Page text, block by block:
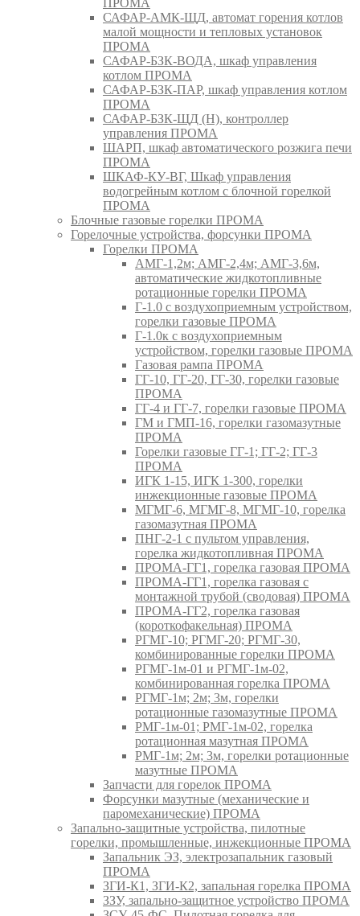
ПРОМА
САФАР-АМК-ЩД, автомат горения котлов
малой мощности и тепловых установок
ПРОМА
САФАР-БЗК-ВОДА, шкаф управления
котлом ПРОМА
САФАР-БЗК-ПАР, шкаф управления котлом
ПРОМА
САФАР-БЗК-ЩД (Н), контроллер
управления ПРОМА
ШАРП, шкаф автоматического розжига печи
ПРОМА
ШКАФ-КУ-ВГ, Шкаф управления
водогрейным котлом с блочной горелкой
ПРОМА
Блочные газовые горелки ПРОМА
Горелочные устройства, форсунки ПРОМА
Горелки ПРОМА
АМГ-1,2м; АМГ-2,4м; АМГ-3,6м,
автоматические жидкотопливные
ротационные горелки ПРОМА
Г-1.0 с воздухоприемным устройством,
горелки газовые ПРОМА
Г-1.0к с воздухоприемным
устройством, горелки газовые ПРОМА
Газовая рампа ПРОМА
ГГ-10, ГГ-20, ГГ-30, горелки газовые
ПРОМА
ГГ-4 и ГГ-7, горелки газовые ПРОМА
ГМ и ГМП-16, горелки газомазутные
ПРОМА
Горелки газовые ГГ-1; ГГ-2; ГГ-3
ПРОМА
ИГК 1-15, ИГК 1-300, горелки
инжекционные газовые ПРОМА
МГМГ-6, МГМГ-8, МГМГ-10, горелка
газомазутная ПРОМА
ПНГ-2-1 с пультом управления,
горелка жидкотопливная ПРОМА
ПРОМА-ГГ1, горелка газовая ПРОМА
ПРОМА-ГГ1, горелка газовая с
монтажной трубой (сводовая) ПРОМА
ПРОМА-ГГ2, горелка газовая
(короткофакельная) ПРОМА
РГМГ-10; РГМГ-20; РГМГ-30,
комбинированные горелки ПРОМА
РГМГ-1м-01 и РГМГ-1м-02,
комбинированная горелка ПРОМА
РГМГ-1м; 2м; 3м, горелки
ротационные газомазутные ПРОМА
РМГ-1м-01; РМГ-1м-02, горелка
ротационная мазутная ПРОМА
РМГ-1м; 2м; 3м, горелки ротационные
мазутные ПРОМА
Запчасти для горелок ПРОМА
Форсунки мазутные (механические и
паромеханические) ПРОМА
Запально-защитные устройства, пилотные
горелки, промышленные, инжекционные ПРОМА
Запальник ЭЗ, электрозапальник газовый
ПРОМА
ЗГИ-К1, ЗГИ-К2, запальная горелка ПРОМА
ЗЗУ, запально-защитное устройство ПРОМА